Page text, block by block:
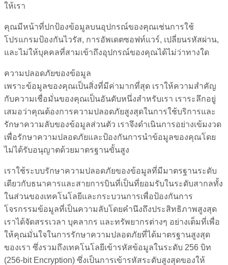
ให้เรา
คุณมีหน้าที่ปกป้องข้อมูลบนอุปกรณ์ของคุณเช่นการใช้
โปรแกรมป้องกันไวรัส, การอัพเดตซอฟท์แวร์, เปลี่ยนรหัสผ่าน,
และไม่ให้บุคคลที่สามเข้าถึงอุปกรณ์ของคุณได้ไม่ว่าทางใด
ความปลอดภัยของข้อมูล
เพราะข้อมูลของคุณเป็นสิ่งที่มีค่ามากที่สุด เราให้ความสำคัญ
กับความเชื่อมั่นของคุณเป็นอันดับหนึ่งสำหรับเรา เราระลึกอยู่
เสมอว่าคุณต้องการความปลอดภัยสูงสุดในการใช้บริการและ
รักษาความลับของข้อมูลส่วนตัว เราจึงดำเนินการอย่างเข้มงวด
เพื่อรักษาความปลอดภัยและป้องกันการนำข้อมูลของคุณโดย
ไม่ได้รับอนุญาตด้วยมาตรฐานขั้นสูง
เราใช้ระบบรักษาความปลอดภัยของข้อมูลที่มีมาตรฐานระดับ
เดียวกับธนาคารและสายการบินที่เป็นที่ยอมรับในระดับสากลทั้ง
ในส่วนของเทคโนโลยีและกระบวนการเพื่อป้องกันการ
โจรกรรมข้อมูลที่เป็นความลับโดยคำนึงถึงประสิทธิภาพสูงสุด
เราได้จัดสรรเวลา บุคลากร และทรัพยากรต่างๆ อย่างเต็มที่เพื่อ
ให้คุณมั่นใจในการรักษาความปลอดภัยที่ได้มาตรฐานสูงสุด
ของเรา ซึ่งรวมถึงเทคโนโลยีเข้ารหัสข้อมูลในระดับ 256 บิท
(256-bit Encryption) ซึ่งเป็นการเข้ารหัสระดับสูงสุดของให้